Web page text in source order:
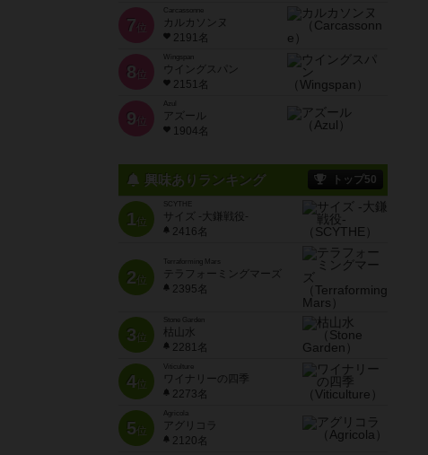
7 位
Carcassonne
カルカソンヌ
2191名
8 位
Wingspan
ウイングスパン
2151名
9 位
Azul
アズール
1904名
興味ありランキング トップ50
1位
SCYTHE
サイズ -大鎌戦役-
2416名
2位
Terraforming Mars
テラフォーミングマーズ
2395名
3位
Stone Garden
枯山水
2281名
4位
Viticulture
ワイナリーの四季
2273名
5位
Agricola
アグリコラ
2120名